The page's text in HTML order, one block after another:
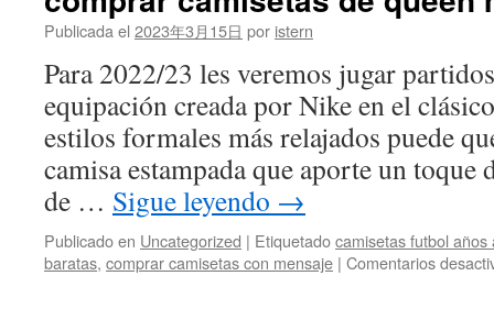
Publicada el 2023年3月15日 por istern
Para 2022/23 les veremos jugar
equipación creada por Nike en el
estilos formales más relajados puede
camisa estampada que aporte un toque
de … Sigue leyendo →
Publicado en Uncategorized | Etiquetadocamisetas futbol años
baratas, comprar camisetas con mensaje | Comentarios